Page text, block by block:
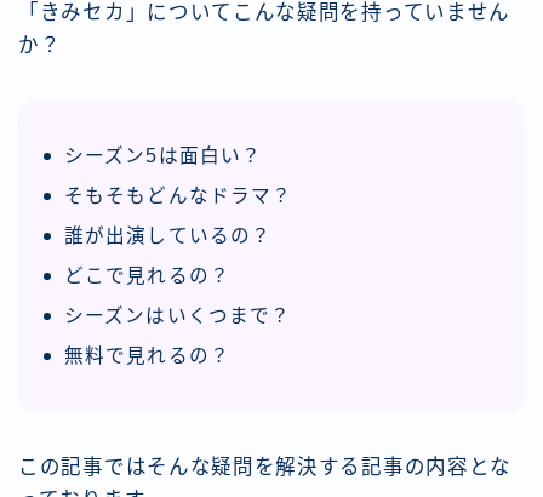
「きみセカ」についてこんな疑問を持っていません
か？
シーズン5は面白い？
そもそもどんなドラマ？
誰が出演しているの？
どこで見れるの？
シーズンはいくつまで？
無料で見れるの？
この記事ではそんな疑問を解決する記事の内容とな